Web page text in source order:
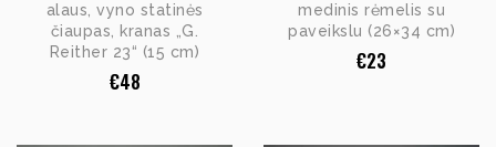
alaus, vyno statinės
čiaupas, kranas „G.
Reither 23“ (15 cm)
€48
medinis rėmelis su
paveikslu (26×34 cm)
€23